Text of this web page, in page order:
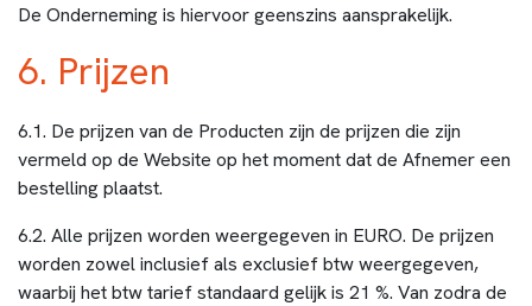
De Onderneming is hiervoor geenszins aansprakelijk.
6. Prijzen
6.1. De prijzen van de Producten zijn de prijzen die zijn
vermeld op de Website op het moment dat de Afnemer een
bestelling plaatst.
6.2. Alle prijzen worden weergegeven in EURO. De prijzen
worden zowel inclusief als exclusief btw weergegeven,
waarbij het btw tarief standaard gelijk is 21 %. Van zodra de